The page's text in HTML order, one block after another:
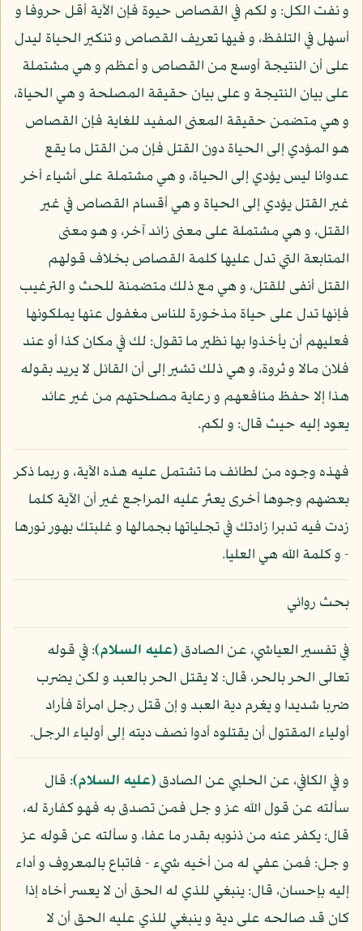
و نفت الكل: و لكم في القصاص حيوة فإن الآية أقل حروفا و
أسهل في التلفظ، و فيها تعريف القصاص و تنكير الحياة ليدل
على أن النتيجة أوسع من القصاص و أعظم و هي مشتملة
على بيان النتيجة و على بيان حقيقة المصلحة و هي الحياة،
و هي متضمن حقيقة المعنى المفيد للغاية فإن القصاص
هو المؤدي إلى الحياة دون القتل فإن من القتل ما يقع
عدوانا ليس يؤدي إلى الحياة، و هي مشتملة على أشياء أخر
غير القتل يؤدي إلى الحياة و هي أقسام القصاص في غير
القتل، و هي مشتملة على معنى زائد آخر، و هو معنى
المتابعة التي تدل عليها كلمة القصاص بخلاف قولهم
القتل أنفى للقتل، و هي مع ذلك متضمنة للحث و الترغيب
فإنها تدل على حياة مذخورة للناس مغفول عنها يملكونها
فعليهم أن يأخذوا بها نظير ما تقول: لك في مكان كذا أو عند
فلان مالا و ثروة، و هي ذلك تشير إلى أن القائل لا يريد بقوله
هذا إلا حفظ منافعهم و رعاية مصلحتهم من غير عائد
يعود إليه حيث قال: و لكم.
فهذه وجوه من لطائف ما تشتمل عليه هذه الآية، و ربما ذكر
بعضهم وجوها أخرى يعثر عليه المراجع غير أن الآية كلما
زدت فيه تدبرا زادتك في تجلياتها بجمالها و غلبتك بهور نورها
- و كلمة الله هي العليا.
بحث روائي
في تفسير العياشي، عن الصادق(عليه السلام): في قوله
تعالى الحر بالحر، قال: لا يقتل الحر بالعبد و لكن يضرب
ضربا شديدا و يغرم دية العبد و إن قتل رجل امرأة فأراد
أولياء المقتول أن يقتلوه أدوا نصف ديته إلى أولياء الرجل.
و في الكافي، عن الحلبي عن الصادق(عليه السلام): قال
سألته عن قول الله عز و جل فمن تصدق به فهو كفارة له،
قال: يكفر عنه من ذنوبه بقدر ما عفا، و سألته عن قوله عز
و جل: فمن عفي له من أخيه شيء - فاتباع بالمعروف و أداء
إليه بإحسان، قال: ينبغي للذي له الحق أن لا يعسر أخاه إذا
كان قد صالحه على دية و ينبغي للذي عليه الحق أن لا